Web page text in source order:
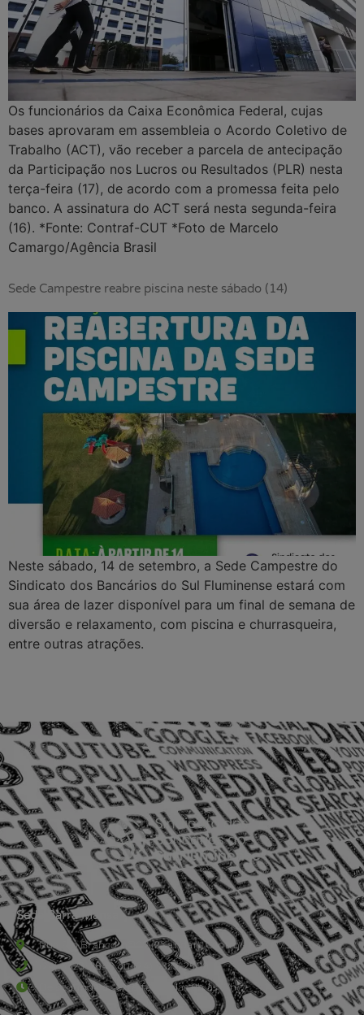
Os funcionários da Caixa Econômica Federal, cujas
bases aprovaram em assembleia o Acordo Coletivo de
Trabalho (ACT), vão receber a parcela de antecipação
da Participação nos Lucros ou Resultados (PLR) nesta
terça-feira (17), de acordo com a promessa feita pelo
banco. A assinatura do ACT será nesta segunda-feira
(16). *Fonte: Contraf-CUT *Foto de Marcelo
Camargo/Agência Brasil
Sede Campestre reabre piscina neste sábado (14)
Neste sábado, 14 de setembro, a Sede Campestre do
Sindicato dos Bancários do Sul Fluminense estará com
sua área de lazer disponível para um final de semana de
diversão e relaxamento, com piscina e churrasqueira,
entre outras atrações.
Sede Barra Mansa
Rua Rio Branco, nº107 (2º andar), Centro - Cep: 27.330-030
(24) 3323-2848 ou (24) 3323-2500
De segunda à sexta-feira , das 9h às 17h.